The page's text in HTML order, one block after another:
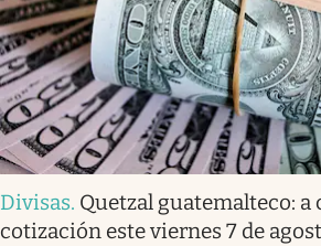
Divisas. Quetzal guatemalteco: a
cotización este viernes 7 de